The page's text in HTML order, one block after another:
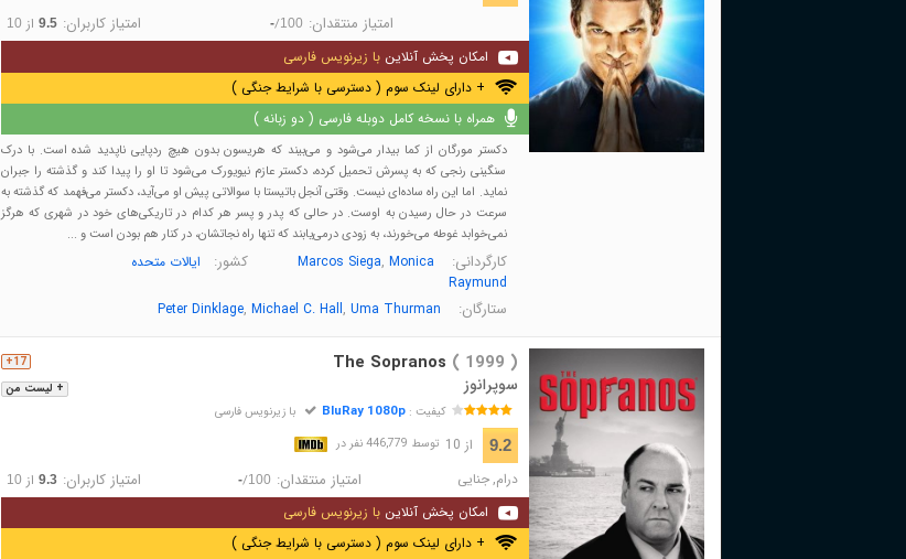
امتیاز منتقدان: -/100 امتیاز کاربران: 9.5 از 10
امکان پخش آنلاین با زیرنویس فارسی
+ دارای لینک سوم ( دسترسی با شرایط جنگی )
همراه با نسخه کامل دوبله فارسی ( دو زبانه )
دکستر مورگان از کما بیدار می‌شود و می‌بیند که هریسون بدون هیچ ردپایی ناپدید شده است. با درک
سنگینی رنجی که به پسرش تحمیل کرده، دکستر عازم نیویورک می‌شود تا او را پیدا کند و گذشته را جبران
نماید. اما این راه ساده‌ای نیست. وقتی آنجل باتیستا با سوالاتی پیش او می‌آید، دکستر می‌فهمد که گذشته به
سرعت در حال رسیدن به اوست. در حالی که پدر و پسر هر کدام در تاریکی‌های خود در شهری که هرگز
نمی‌خوابد غوطه می‌خورند، به زودی درمی‌یابند که تنها راه نجاتشان، در کنار هم بودن است و ...
کارگردانی: Marcos Siega, Monica
Raymund
کشور: ایالات متحده
ستارگان: Peter Dinklage, Michael C. Hall, Uma Thurman
+ لیست من
17+ The Sopranos ( 1999 )
سوپرانوز
کیفیت :BluRay 1080p با زیرنویس فارسی
9.2 از 10 توسط 446,779 نفر در
درام, جنایی امتیاز منتقدان: -/100 امتیاز کاربران: 9.3 از 10
امکان پخش آنلاین با زیرنویس فارسی
+ دارای لینک سوم ( دسترسی با شرایط جنگی )